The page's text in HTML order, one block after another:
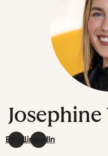
EmailLinkedIn